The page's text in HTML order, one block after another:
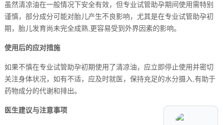
虽然清凉油在一般情况下安全有效，但专业试管助孕期间使用需特别
谨慎，部分成分可能对胎儿产生不良影响，尤其是在专业试管助孕初
期，胎儿发育尚未完全成熟,更容易受到外界因素的影响。
使用后的应对措施
如果不慎在专业试管助孕初期使用了清凉油，应立即停止使用并密切
关注身体状况，如有不适，应及时就医，保持充足的水分摄入,有助于
药物成分的代谢和排出。
医生建议与注意事项